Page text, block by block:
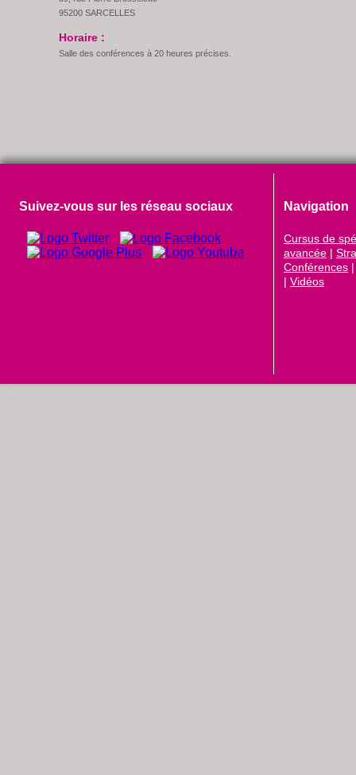
95200 SARCELLES
Horaire :
Salle des conférences à 20 heures précises.
Suivez-vous sur les réseau sociaux Navigation
Cursus de
avancée |
Conférences
| Vidéos